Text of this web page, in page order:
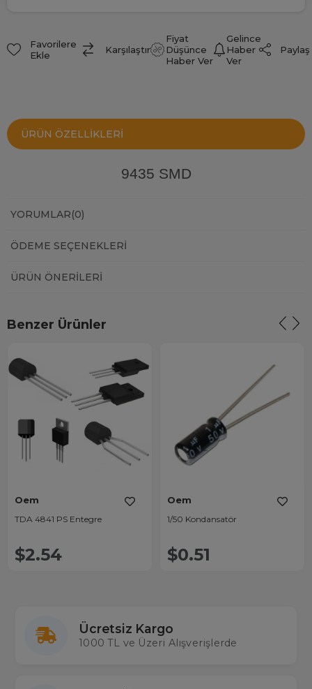
Favorilere
Ekle
Karşılaştır
Fiyat
Düşünce
Haber Ver
Gelince
Haber
Ver
Paylaş
ÜRÜN ÖZELLIKLERI
9435 SMD
YORUMLAR(0)
ÖDEME SEÇENEKLERI
ÜRÜN ÖNERILERI
Benzer Ürünler
Oem
TDA 4841 PS Entegre
$2.54
Oem
1/50 Kondansatör
$0.51
Ücretsiz Kargo
1000 TL ve Üzeri Alışverişlerde